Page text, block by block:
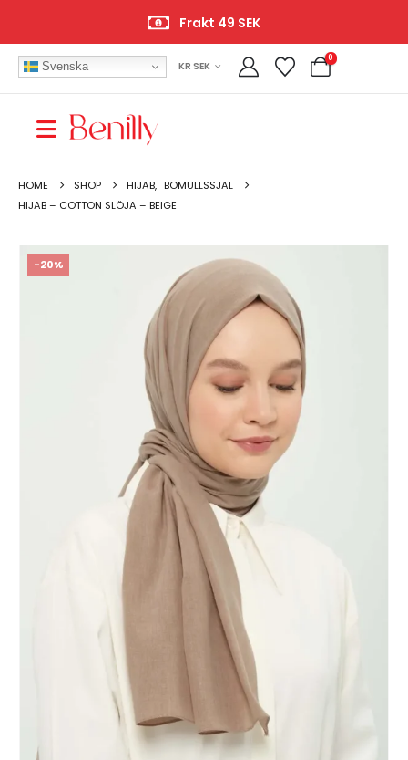
Frakt 49 SEK
Svenska KR SEK
0
HOME SHOP HIJAB, BOMULLSSJAL
HIJAB – COTTON SLÖJA – BEIGE
-20%